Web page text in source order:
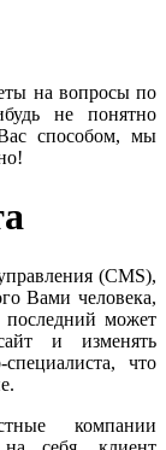
на вопросы по
не понятно
способом, мы
(CMS),
Вами человека,
последний может
и изменять
что
компании